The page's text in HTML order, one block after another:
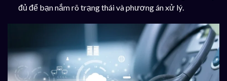
đủ để bạn nắm rõ trạng thái và phương án xử lý.